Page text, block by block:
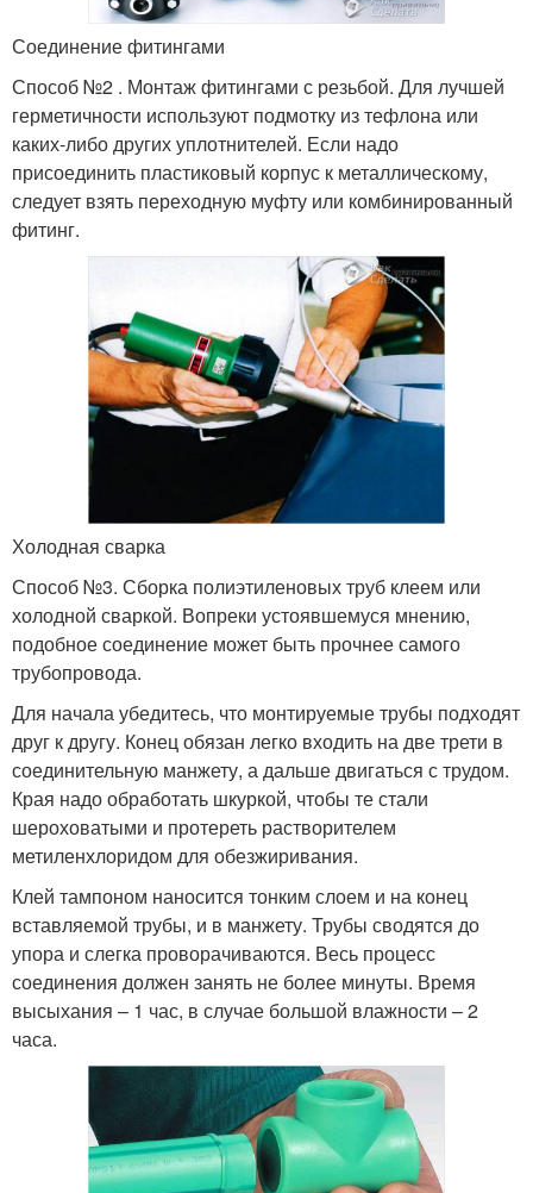
Соединение фитингами
Способ №2 . Монтаж фитингами с резьбой. Для лучшей
герметичности используют подмотку из тефлона или
каких-либо других уплотнителей. Если надо
присоединить пластиковый корпус к металлическому,
следует взять переходную муфту или комбинированный
фитинг.
Холодная сварка
Способ №3. Сборка полиэтиленовых труб клеем или
холодной сваркой. Вопреки устоявшемуся мнению,
подобное соединение может быть прочнее самого
трубопровода.
Для начала убедитесь, что монтируемые трубы подходят
друг к другу. Конец обязан легко входить на две трети в
соединительную манжету, а дальше двигаться с трудом.
Края надо обработать шкуркой, чтобы те стали
шероховатыми и протереть растворителем
метиленхлоридом для обезжиривания.
Клей тампоном наносится тонким слоем и на конец
вставляемой трубы, и в манжету. Трубы сводятся до
упора и слегка проворачиваются. Весь процесс
соединения должен занять не более минуты. Время
высыхания – 1 час, в случае большой влажности – 2
часа.